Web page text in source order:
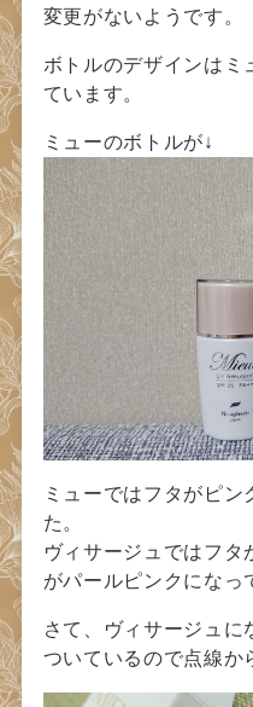
変更がないようです。
ボトルのデザインはミ
ています。
ミューのボトルが↓
ミューではフタがピン
た。
ヴィサージュではフタ
がパールピンクになっ
さて、ヴィサージュに
ついているので点線か